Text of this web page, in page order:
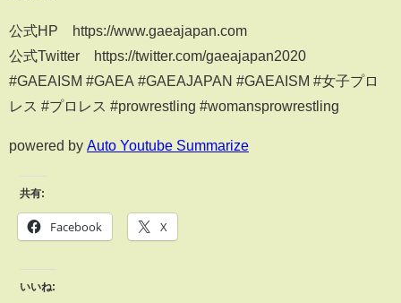
公式HP https://www.gaeajapan.com
公式Twitter https://twitter.com/gaeajapan2020
#GAEAISM #GAEA #GAEAJAPAN #GAEAISM #女子プロ
レス #プロレス #prowrestling #womansprowrestling
powered by Auto Youtube Summarize
共有:
Facebook X
いいね: